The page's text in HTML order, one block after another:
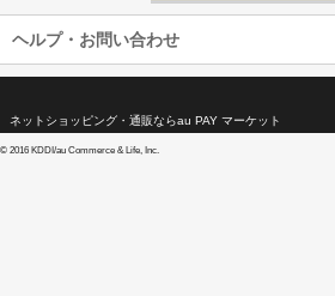
ヘルプ・お問い合わせ
ネットショッピング・通販ならau PAY マーケット
© 2016 KDDI/au Commerce & Life, Inc.